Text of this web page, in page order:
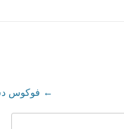
← فوکوس